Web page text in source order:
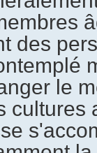
des
le
cultures